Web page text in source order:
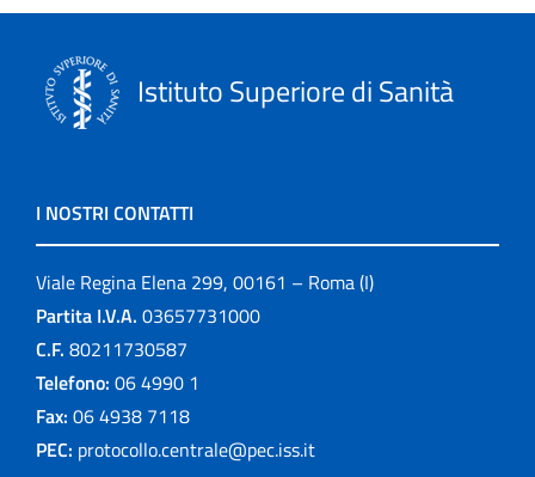
Istituto Superiore di Sanità
I NOSTRI CONTATTI
Viale Regina Elena 299, 00161 – Roma (I)
Partita I.V.A. 03657731000
C.F. 80211730587
Telefono: 06 4990 1
Fax: 06 4938 7118
PEC: protocollo.centrale@pec.iss.it